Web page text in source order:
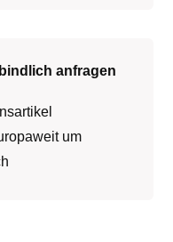
anfragen
um